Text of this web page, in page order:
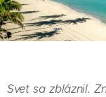
Svet sa zbláznil.